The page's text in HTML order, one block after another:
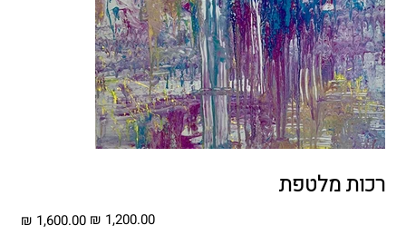
רכות מלטפת
מחיר
מקורי
מחיר
מבצע